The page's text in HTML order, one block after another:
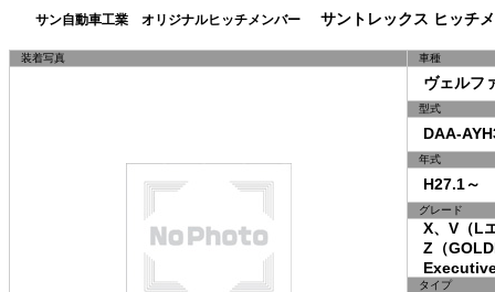
サン自動車工業 オリジナルヒッチメンバー サントレックス ヒッチ
装着写真 車種
ヴェルフ
型式
DAA-
年式
H27.1～
グレード
X、V（L
Z（
タイプ